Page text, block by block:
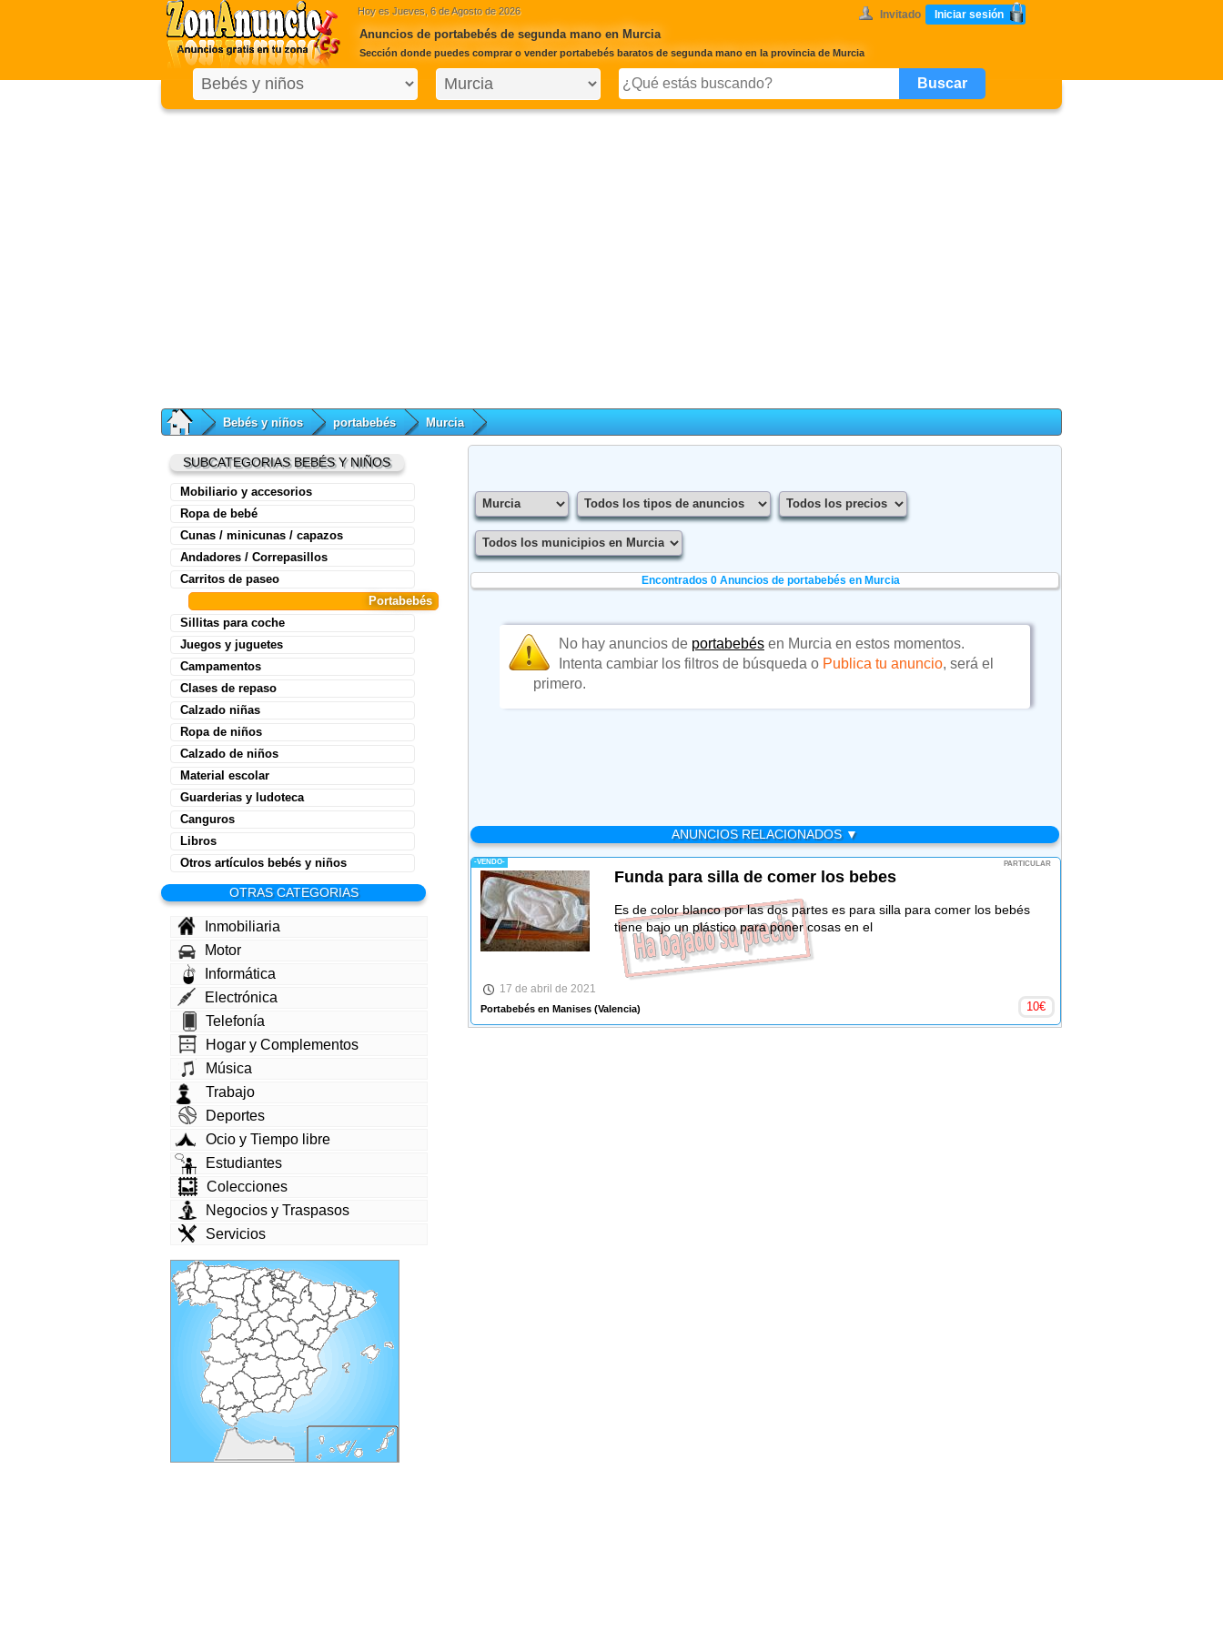
Hoy es Jueves, 6 de Agosto de 2026 Invitado Iniciar sesión
Anuncios de portabebés de segunda mano en Murcia
Sección donde puedes comprar o vender portabebés baratos de segunda mano en la provincia de Murcia
Bebés y niños portabebés Murcia
SUBCATEGORIAS BEBÉS Y NIÑOS
Mobiliario y accesorios
Ropa de bebé
Cunas / minicunas / capazos
Andadores / Correpasillos
Carritos de paseo
Portabebés
Sillitas para coche
Juegos y juguetes
Campamentos
Clases de repaso
Calzado niñas
Ropa de niños
Calzado de niños
Material escolar
Guarderias y ludoteca
Canguros
Libros
Otros artículos bebés y niños
OTRAS CATEGORIAS
Inmobiliaria
Motor
Informática
Electrónica
Telefonía
Hogar y Complementos
Música
Trabajo
Deportes
Ocio y Tiempo libre
Estudiantes
Colecciones
Negocios y Traspasos
Servicios
Encontrados 0 Anuncios de portabebés en Murcia
No hay anuncios de portabebésen Murcia en estos momentos.
Intenta cambiar los filtros de búsqueda o Publica tu anuncio, será el
primero.
ANUNCIOS RELACIONADOS ▼
-VENDO- PARTICULAR
Funda para silla de comer los bebes
Es de color blanco por las dos partes es para silla para comer los bebés
tiene bajo un plástico para poner cosas en el
17 de abril de 2021
Portabebés en Manises(Valencia) 10€